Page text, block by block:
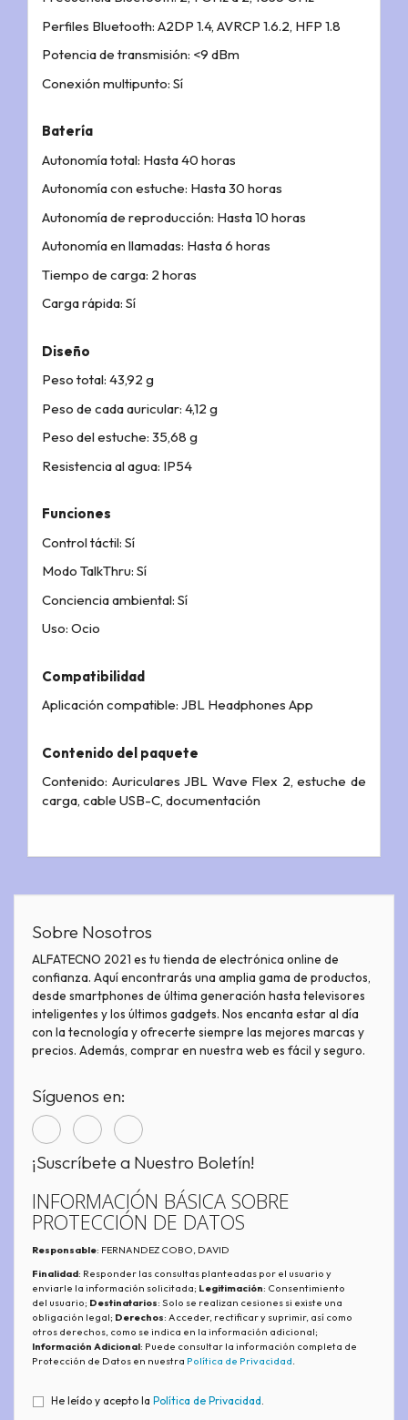
Perfiles Bluetooth: A2DP 1.4, AVRCP 1.6.2, HFP 1.8
Potencia de transmisión: <9 dBm
Conexión multipunto: Sí
Batería
Autonomía total: Hasta 40 horas
Autonomía con estuche: Hasta 30 horas
Autonomía de reproducción: Hasta 10 horas
Autonomía en llamadas: Hasta 6 horas
Tiempo de carga: 2 horas
Carga rápida: Sí
Diseño
Peso total: 43,92 g
Peso de cada auricular: 4,12 g
Peso del estuche: 35,68 g
Resistencia al agua: IP54
Funciones
Control táctil: Sí
Modo TalkThru: Sí
Conciencia ambiental: Sí
Uso: Ocio
Compatibilidad
Aplicación compatible: JBL Headphones App
Contenido del paquete
Contenido: Auriculares JBL Wave Flex 2, estuche de
carga, cable USB-C, documentación
Sobre Nosotros
ALFATECNO 2021 es tu tienda de electrónica online de
confianza. Aquí encontrarás una amplia gama de productos,
desde smartphones de última generación hasta televisores
inteligentes y los últimos gadgets. Nos encanta estar al día
con la tecnología y ofrecerte siempre las mejores marcas y
precios. Además, comprar en nuestra web es fácil y seguro.
Síguenos en:
¡Suscríbete a Nuestro Boletín!
INFORMACIÓN BÁSICA SOBRE
PROTECCIÓN DE DATOS
Responsable: FERNANDEZ COBO, DAVID
Finalidad: Responder las consultas planteadas por el usuario y
enviarle la información solicitada; Legitimación: Consentimiento
del usuario; Destinatarios: Solo se realizan cesiones si existe una
obligación legal; Derechos: Acceder, rectificar y suprimir, así como
otros derechos, como se indica en la información adicional;
Información Adicional: Puede consultar la información completa de
Protección de Datos en nuestra Política de Privacidad.
He leído y acepto la Política de Privacidad